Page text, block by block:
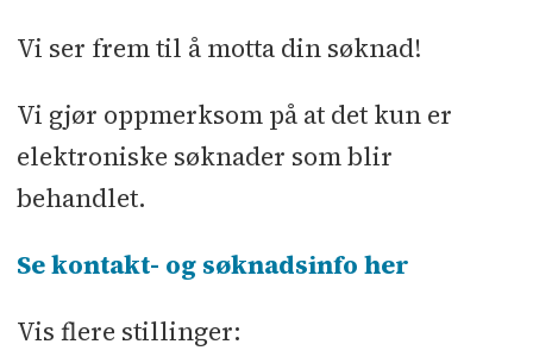
Vi ser frem til å motta din søknad!
Vi gjør oppmerksom på at det kun er
elektroniske søknader som blir
behandlet.
Se kontakt- og søknadsinfo her
Vis flere stillinger: